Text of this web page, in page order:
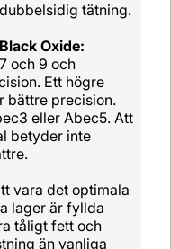
tätning.
Oxide:
och 9 och
Ett högre
bättre precision.
eller Abec5. Att
betyder inte
vara det optimala
lager är fyllda
tåligt fett och
än vanliga